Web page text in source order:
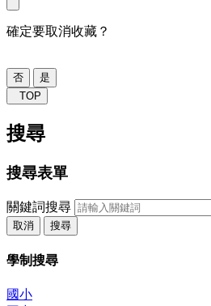
確定要取消收藏？
否
是
TOP
搜尋
搜尋表單
關鍵詞搜尋
取消 搜尋
學制搜尋
國小